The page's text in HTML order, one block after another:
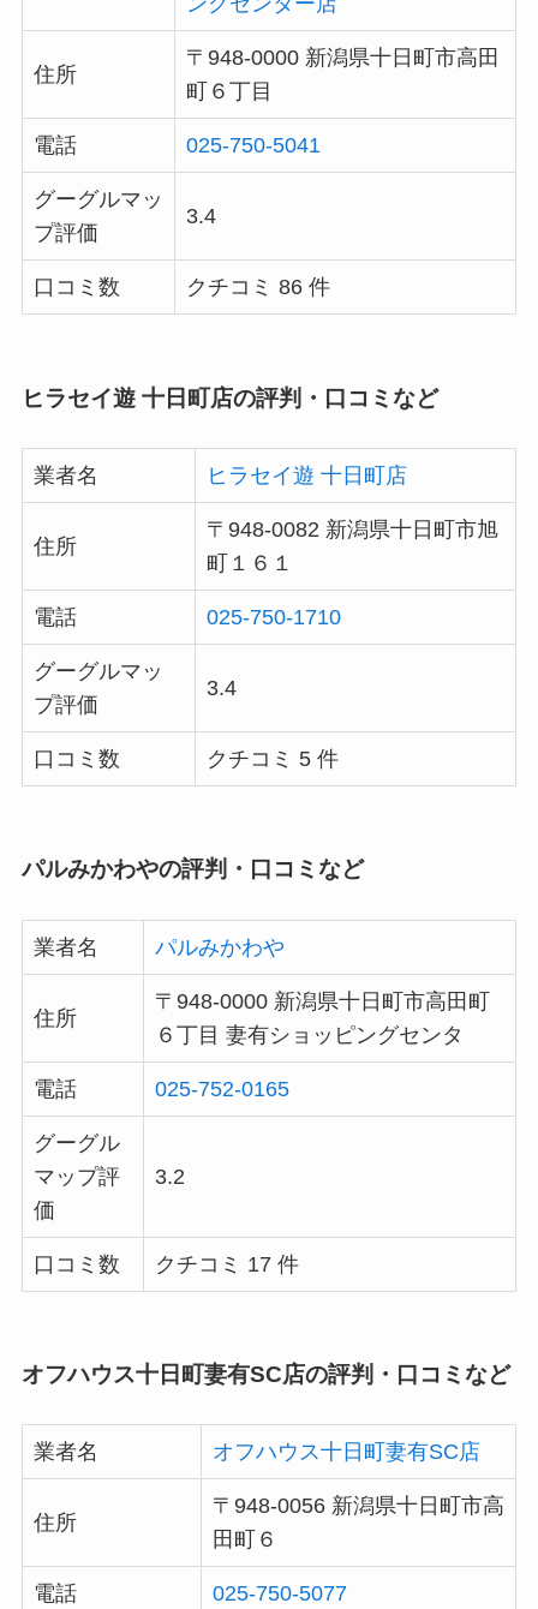
住所
〒948-0000 新潟県十日町市高田
町６丁目
電話 025-750-5041
グーグルマッ
プ評価
3.4
口コミ数 クチコミ 86 件
ヒラセイ遊 十日町店の評判・口コミなど
業者名 ヒラセイ遊 十日町店
住所
〒948-0082 新潟県十日町市旭
町１６１
電話 025-750-1710
グーグルマッ
プ評価
3.4
口コミ数 クチコミ 5 件
パルみかわやの評判・口コミなど
業者名 パルみかわや
住所
〒948-0000 新潟県十日町市高田町
６丁目 妻有ショッピングセンタ
電話 025-752-0165
グーグル
マップ評
価
3.2
口コミ数 クチコミ 17 件
オフハウス十日町妻有SC店の評判・口コミなど
業者名 オフハウス十日町妻有SC店
住所
〒948-0056 新潟県十日町市高
田町６
電話 025-750-5077